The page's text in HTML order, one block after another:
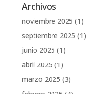
Archivos
noviembre 2025 (1)
septiembre 2025 (1)
junio 2025 (1)
abril 2025 (1)
marzo 2025 (3)